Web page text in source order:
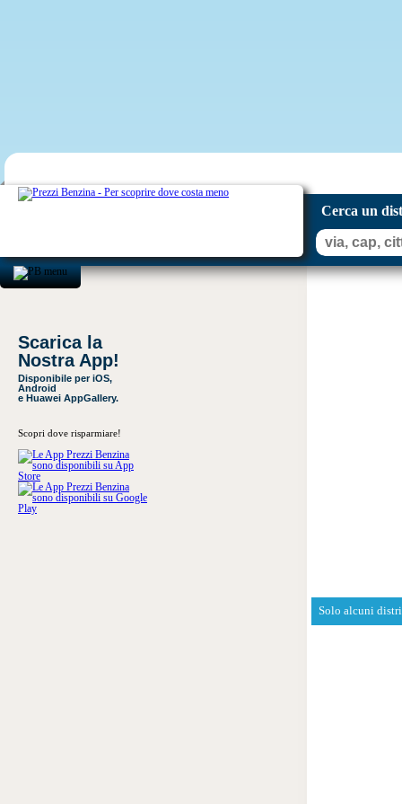
Cerca un
Scarica la
Nostra App!
Disponibile per iOS,
Android
e Huawei AppGallery.
Scopri dove risparmiare!
Solo alcuni